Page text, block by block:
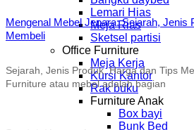
Lemari Hias
Meja Rias
Sketsel partisi
Office Furniture
Meja Kerja
Kursi Kantor
Rak buku
Furniture Anak
Box bayi
Bunk Bed
Mengenal Mebel Jepara: Sejarah, Jenis
Membeli
Sejarah, Jenis Produk, Harga dan Tips
Furniture atau mebel adalah bagian